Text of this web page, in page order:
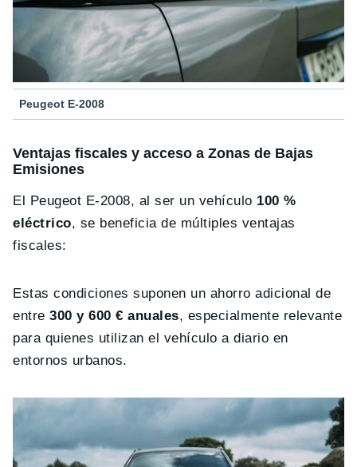
Peugeot E-2008
Ventajas fiscales y acceso a Zonas de Bajas
Emisiones
El Peugeot E-2008, al ser un vehículo 100 %
eléctrico, se beneficia de múltiples ventajas
fiscales:
Estas condiciones suponen un ahorro adicional de
entre300 y 600 € anuales, especialmente relevante
para quienes utilizan el vehículo a diario en
entornos urbanos.